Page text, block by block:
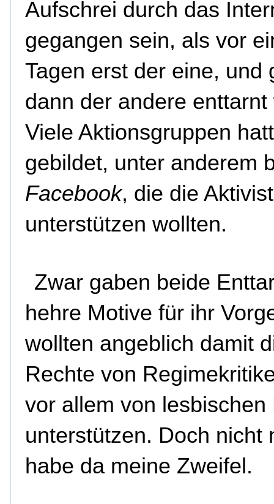
Aufschrei durch das
gegangen sein, als vor
Tagen erst der eine, und
dann der andere enttarnt
Viele Aktionsgruppen
gebildet, unter anderem
Facebook, die die
unterstützen wollten.
Zwar gaben beide
hehre Motive für ihr
wollten angeblich damit
Rechte von
vor allem von lesbischen
unterstützen. Doch nicht
habe da meine Zweifel.